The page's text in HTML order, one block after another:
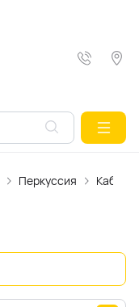
Перкуссия Кабаса